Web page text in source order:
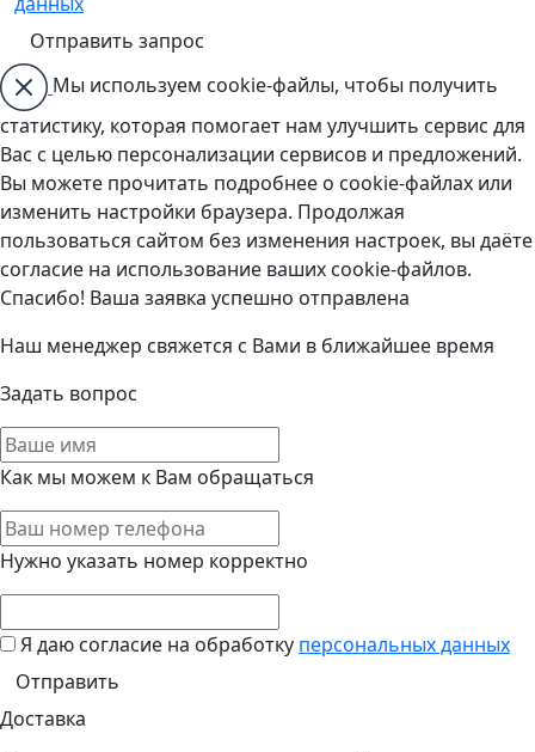
Мы используем cookie-файлы, чтобы получить
статистику, которая помогает нам улучшить сервис для
Вас с целью персонализации сервисов и предложений.
Вы можете прочитать подробнее о cookie-файлах или
изменить настройки браузера. Продолжая
пользоваться сайтом без изменения настроек, вы даёте
согласие на использование ваших cookie-файлов.
Спасибо! Ваша заявка успешно отправлена
Наш менеджер свяжется с Вами в ближайшее время
Задать вопрос
Как мы можем к Вам обращаться
Нужно указать номер корректно
Я даю согласие на обработку персональных данных
Доставка